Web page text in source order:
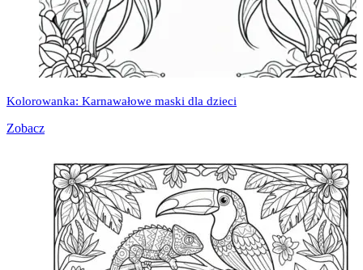
Kolorowanka: Karnawałowe maski dla dzieci
Zobacz